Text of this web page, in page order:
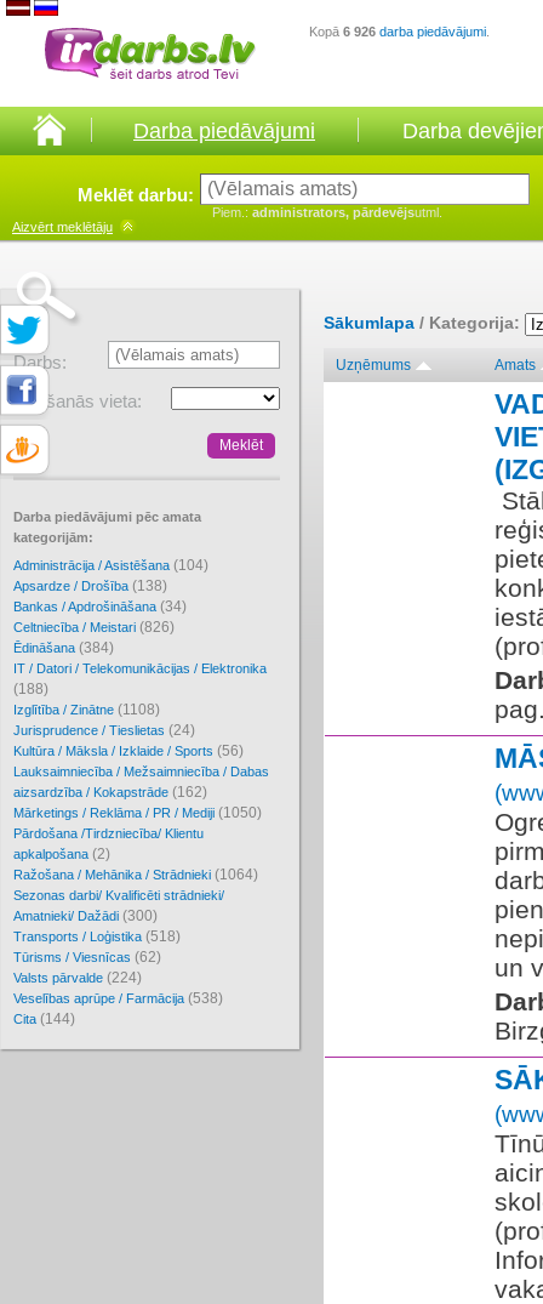
Kopā 6 926 darba piedāvājumi
Darba piedāvājumi Darba
Meklēt darbu:
Piem.: administrators, pārdevējsutml.
Aizvērt meklētāju
Darbs:
Atrašanās vieta:
Darba piedāvājumi pēc amata
kategorijām:
Administrācija / Asistēšana (104)
Apsardze / Drošība (138)
Bankas / Apdrošināšana (34)
Celtniecība / Meistari (826)
Ēdināšana (384)
IT / Datori / Telekomunikācijas / Elektronika
(188)
Izglītība / Zinātne (1108)
Jurisprudence / Tieslietas (24)
Kultūra / Māksla / Izklaide / Sports (56)
Lauksaimniecība / Mežsaimniecība / Dabas
aizsardzība / Kokapstrāde (162)
Mārketings / Reklāma / PR / Mediji (1050)
Pārdošana /Tirdzniecība/ Klientu
apkalpošana (2)
Ražošana / Mehānika / Strādnieki (1064)
Sezonas darbi/ Kvalificēti strādnieki/
Amatnieki/ Dažādi (300)
Transports / Loģistika (518)
Tūrisms / Viesnīcas (62)
Valsts pārvalde (224)
Veselības aprūpe / Farmācija (538)
Cita (144)
Sākumlapa / Kategorija:
Uzņēmums Amats
un